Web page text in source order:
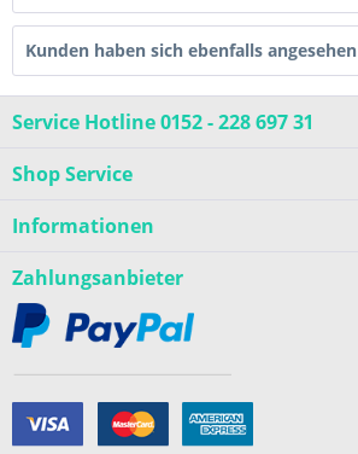
Kunden haben sich ebenfalls angesehen
Service Hotline 0152 - 228 697 31
Shop Service
Informationen
Zahlungsanbieter